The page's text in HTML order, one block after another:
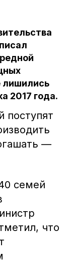
лишились
2017 года.
поступят
—
семей
что